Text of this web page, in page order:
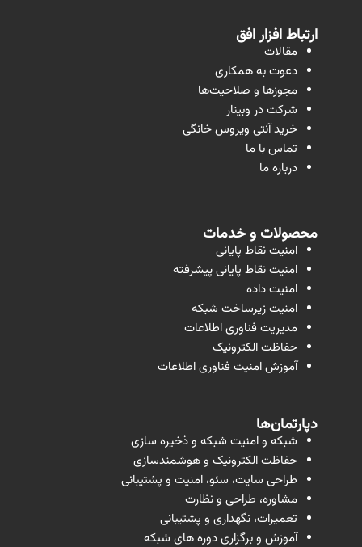
ارتباط افزار افق
مقالات
دعوت به همکاری
مجوزها و صلاحیت‌ها
شرکت در وبینار
خرید آنتی ویروس خانگی
تماس با ما
درباره ما
محصولات و خدمات
امنیت نقاط پایانی
امنیت نقاط پایانی پیشرفته
امنیت داده
امنیت زیرساخت شبکه
مدیریت فناوری اطلاعات
حفاظت الکترونیک
آموزش امنیت فناوری اطلاعات
دپارتمان‌ها
شبکه و امنیت شبکه و ذخیره سازی
حفاظت الکترونیک و هوشمندسازی
طراحی سایت، سئو، امنیت و پشتیبانی
مشاوره، طراحی و نظارت
تعمیرات، نگهداری و پشتیبانی
آموزش و برگزاری دوره های شبکه